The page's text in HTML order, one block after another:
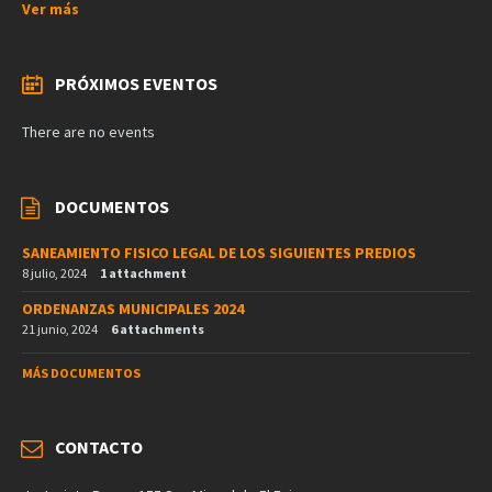
Ver más
PRÓXIMOS EVENTOS
There are no events
DOCUMENTOS
SANEAMIENTO FISICO LEGAL DE LOS SIGUIENTES PREDIOS
8 julio, 2024 1 attachment
ORDENANZAS MUNICIPALES 2024
21 junio, 2024 6 attachments
MÁS DOCUMENTOS
CONTACTO